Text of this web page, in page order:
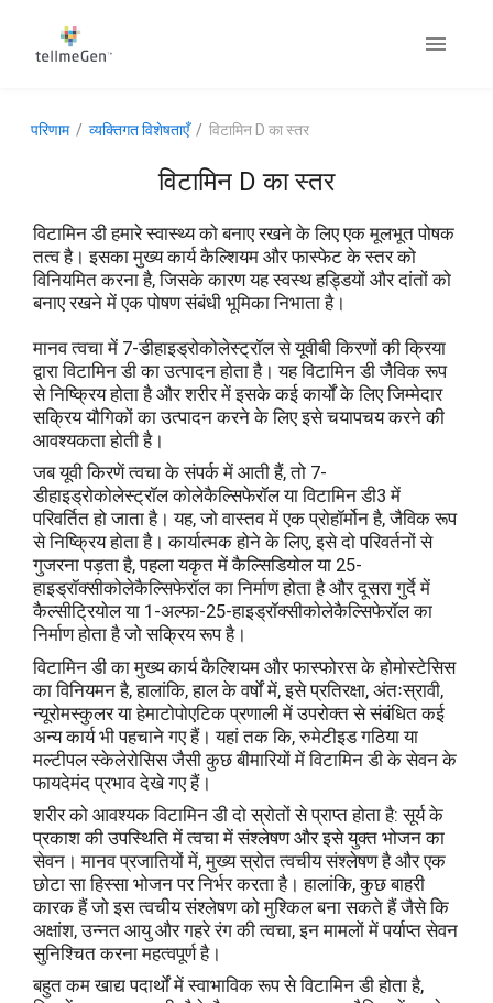
परिणाम व्यक्तिगत विशेषताएँ विटामिन D का स्तर
विटामिन D का स्तर
विटामिन डी हमारे स्वास्थ्य को बनाए रखने के लिए एक मूलभूत पोषक
तत्व है। इसका मुख्य कार्य कैल्शियम और फास्फेट के स्तर को
विनियमित करना है, जिसके कारण यह स्वस्थ हड्डियों और दांतों को
बनाए रखने में एक पोषण संबंधी भूमिका निभाता है।
मानव त्वचा में 7-डीहाइड्रोकोलेस्ट्रॉल से यूवीबी किरणों की क्रिया
द्वारा विटामिन डी का उत्पादन होता है। यह विटामिन डी जैविक रूप
से निष्क्रिय होता है और शरीर में इसके कई कार्यों के लिए जिम्मेदार
सक्रिय यौगिकों का उत्पादन करने के लिए इसे चयापचय करने की
आवश्यकता होती है।
जब यूवी किरणें त्वचा के संपर्क में आती हैं, तो 7-
डीहाइड्रोकोलेस्ट्रॉल कोलेकैल्सिफेरॉल या विटामिन डी3 में
परिवर्तित हो जाता है। यह, जो वास्तव में एक प्रोहॉर्मोन है, जैविक रूप
से निष्क्रिय होता है। कार्यात्मक होने के लिए, इसे दो परिवर्तनों से
गुजरना पड़ता है, पहला यकृत में कैल्सिडियोल या 25-
हाइड्रॉक्सीकोलेकैल्सिफेरॉल का निर्माण होता है और दूसरा गुर्दे में
कैल्सीट्रियोल या 1-अल्फा-25-हाइड्रॉक्सीकोलेकैल्सिफेरॉल का
निर्माण होता है जो सक्रिय रूप है।
विटामिन डी का मुख्य कार्य कैल्शियम और फास्फोरस के होमोस्टेसिस
का विनियमन है, हालांकि, हाल के वर्षों में, इसे प्रतिरक्षा, अंतःस्रावी,
न्यूरोमस्कुलर या हेमाटोपोएटिक प्रणाली में उपरोक्त से संबंधित कई
अन्य कार्य भी पहचाने गए हैं। यहां तक ​​कि, रुमेटीइड गठिया या
मल्टीपल स्केलेरोसिस जैसी कुछ बीमारियों में विटामिन डी के सेवन के
फायदेमंद प्रभाव देखे गए हैं।
शरीर को आवश्यक विटामिन डी दो स्रोतों से प्राप्त होता है: सूर्य के
प्रकाश की उपस्थिति में त्वचा में संश्लेषण और इसे युक्त भोजन का
सेवन। मानव प्रजातियों में, मुख्य स्रोत त्वचीय संश्लेषण है और एक
छोटा सा हिस्सा भोजन पर निर्भर करता है। हालांकि, कुछ बाहरी
कारक हैं जो इस त्वचीय संश्लेषण को मुश्किल बना सकते हैं जैसे कि
अक्षांश, उन्नत आयु और गहरे रंग की त्वचा, इन मामलों में पर्याप्त सेवन
सुनिश्चित करना महत्वपूर्ण है।
बहुत कम खाद्य पदार्थों में स्वाभाविक रूप से विटामिन डी होता है,